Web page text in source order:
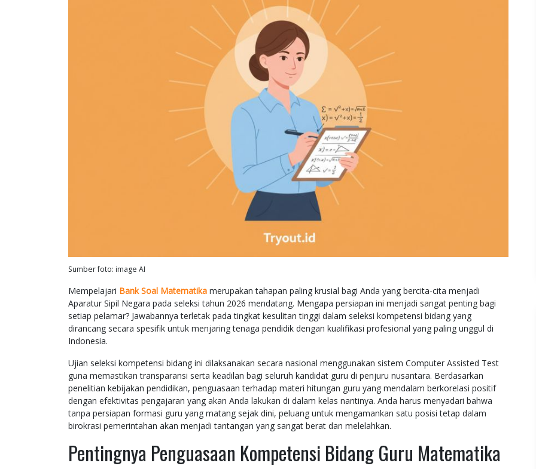
Sumber foto: image AI
Mempelajari Bank Soal Matematika merupakan tahapan paling krusial bagi Anda yang bercita-cita menjadi
Aparatur Sipil Negara pada seleksi tahun 2026 mendatang. Mengapa persiapan ini menjadi sangat penting bagi
setiap pelamar? Jawabannya terletak pada tingkat kesulitan tinggi dalam seleksi kompetensi bidang yang
dirancang secara spesifik untuk menjaring tenaga pendidik dengan kualifikasi profesional yang paling unggul di
Indonesia.
Ujian seleksi kompetensi bidang ini dilaksanakan secara nasional menggunakan sistem Computer Assisted Test
guna memastikan transparansi serta keadilan bagi seluruh kandidat guru di penjuru nusantara. Berdasarkan
penelitian kebijakan pendidikan, penguasaan terhadap materi hitungan guru yang mendalam berkorelasi positif
dengan efektivitas pengajaran yang akan Anda lakukan di dalam kelas nantinya. Anda harus menyadari bahwa
tanpa persiapan formasi guru yang matang sejak dini, peluang untuk mengamankan satu posisi tetap dalam
birokrasi pemerintahan akan menjadi tantangan yang sangat berat dan melelahkan.
Pentingnya Penguasaan Kompetensi Bidang Guru Matematika